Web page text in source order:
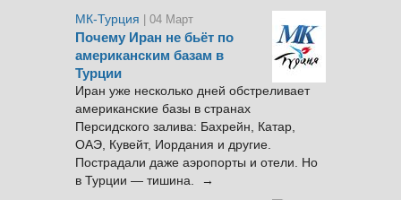
МК-Турция
| 04 Март
Почему Иран не бьёт по
американским базам в
Турции
Иран уже несколько дней обстреливает
американские базы в странах
Персидского залива: Бахрейн, Катар,
ОАЭ, Кувейт, Иордания и другие.
Пострадали даже аэропорты и отели. Но
в Турции — тишина. →